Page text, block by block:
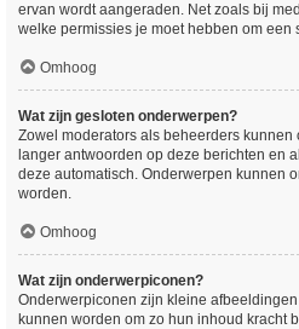
ervan wordt aangeraden. Net zoals bij
welke permissies je moet hebben om een
Omhoog
Wat zijn gesloten onderwerpen?
Zowel moderators als beheerders
langer antwoorden op deze berichten en
deze automatisch. Onderwerpen kunnen
worden.
Omhoog
Wat zijn onderwerpiconen?
Onderwerpiconen zijn kleine
kunnen worden om zo hun inhoud kracht